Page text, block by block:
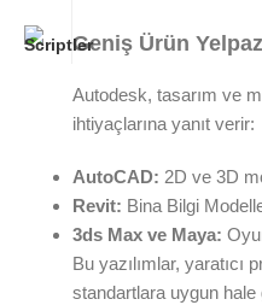
Geniş Ürün
Autodesk, tasarım ve
ihtiyaçlarına yanıt verir:
AutoCAD: 2D ve 3D
Revit: Bina Bilgi
3ds Max ve Maya:
Bu yazılımlar,
standartlara uygun hale